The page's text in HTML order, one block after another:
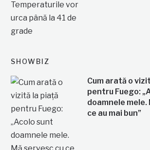
SHOWBIZ
Cum arată o
pentru Fuego:
doamnele mele.
ce au mai bun”